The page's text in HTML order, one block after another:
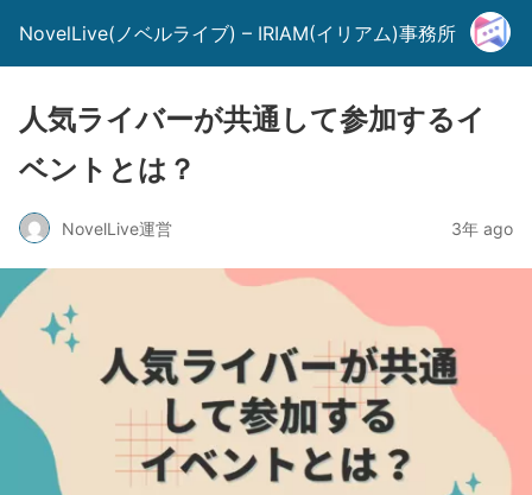
NovelLive(ノベルライブ) – IRIAM(イリアム)事務所
人気ライバーが共通して参加するイ
ベントとは？
NovelLive運営 3年 ago